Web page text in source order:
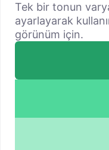
Tek bir tonun
ayarlayarak
görünüm için.